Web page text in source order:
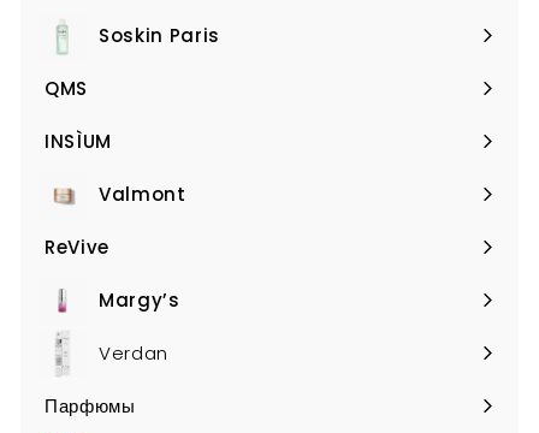
Soskin Paris
Expand
submenu
QMS
Expand
submenu
INSÌUM
Expand
submenuValmont
Expand
submenu
ReVive
Expand
submenuMargy’s
Expand
submenuVerdan
Парфюмы
Expand